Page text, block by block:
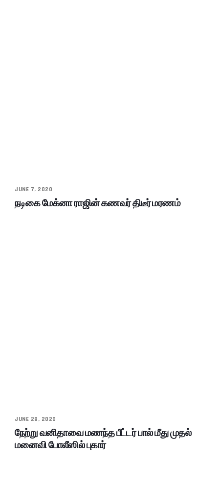
JUNE 7, 2020
நடிகை மேக்னா ராஜின் கணவர் திடீர் மரணம்
JUNE 28, 2020
நேற்று வனிதாவை மணந்த பீட்டர் பால் மீது முதல்
மனைவி போலீஸில் புகார்